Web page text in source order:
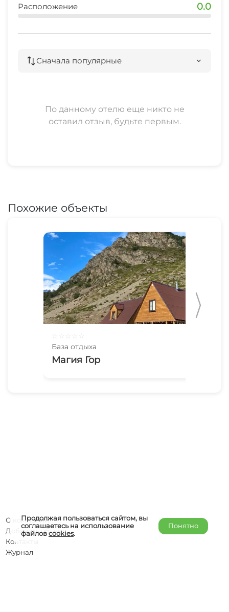
Расположение 0.0
Сначала популярные
По данному отелю еще никто не
оставил отзыв, будьте первым.
Похожие объекты
База отдыха
Магия Гор
Продолжая пользоваться сайтом, вы
соглашаетесь на использование
файловcookies.
Понятно
О компании
Добавить объект
Контакты
Журнал